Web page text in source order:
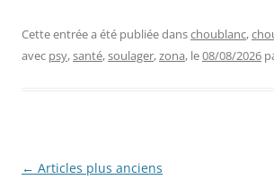
Cette entrée a été publiée danschoublanc,
avec psy,santé,soulager,zona, le08/08/2026
Navigation
← Articles plus anciens